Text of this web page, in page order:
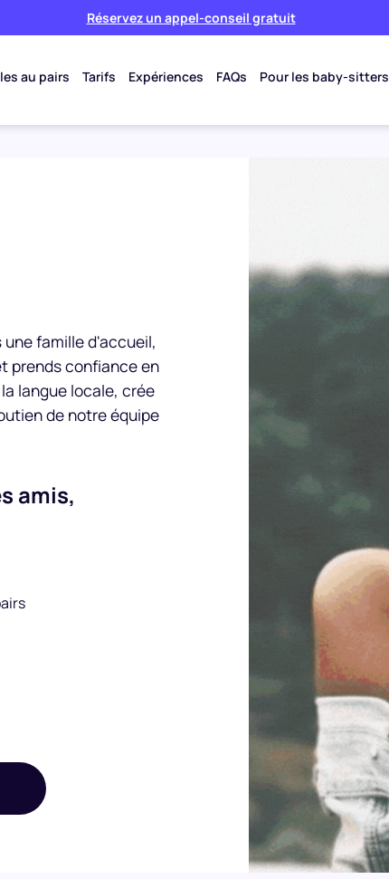
Réservez un appel-conseil gratuit
au pairs Tarifs Expériences FAQs Pour les baby-sitters
famille d'accueil,
prends confiance en
langue locale, crée
de notre équipe
amis,